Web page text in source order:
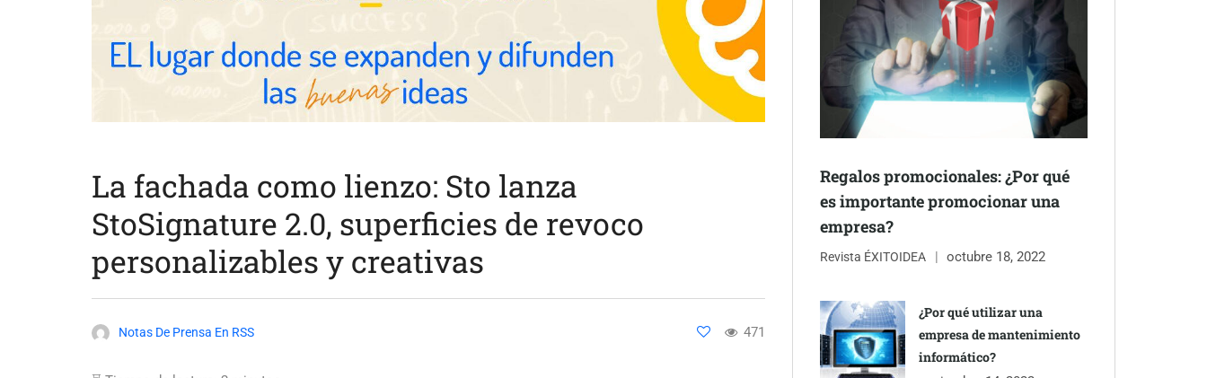
La fachada como lienzo: Sto lanza
StoSignature 2.0, superficies de revoco
personalizables y creativas
Notas De Prensa En RSS 471
Regalos promocionales: ¿Por qué
es importante promocionar una
empresa?
Revista ÉXITOIDEA octubre 18, 2022
¿Por qué utilizar una
empresa de mantenimiento
informático?